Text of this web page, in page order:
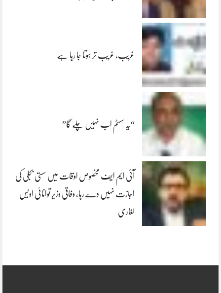
غریب، غریب تر ہوتا جا رہا ہے
“یہ سسٹم اب نہیں چلے گا”
آئی ایم ایف مخصوص اوقات میں سستی بجلی کی
اجازت نہیں دے رہا، وفاقی وزیر توانائی اویس
لغاری